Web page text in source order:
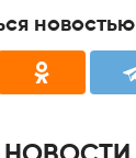
новостью